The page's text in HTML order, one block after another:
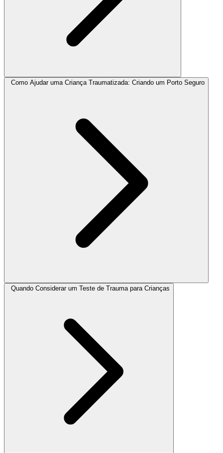
Como Ajudar uma Criança Traumatizada: Criando um Porto Seguro
Quando Considerar um Teste de Trauma para Crianças